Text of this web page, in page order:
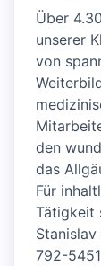
Über
unserer
von
den
das
Für
Tätigkeit
792-